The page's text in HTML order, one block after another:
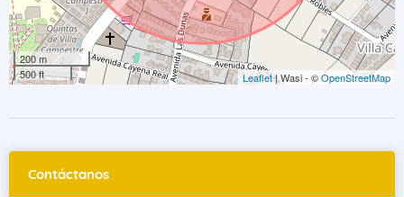
200 m
500 ft
Leaflet| Wasi - ©OpenStreetMap
Contáctanos